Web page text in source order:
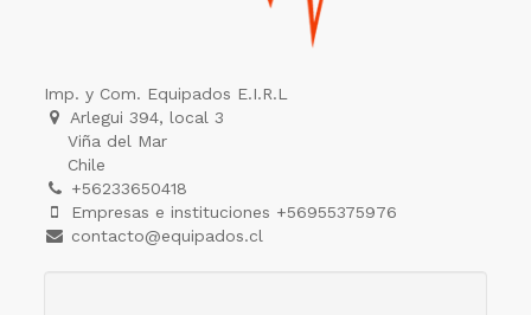
Imp. y Com. Equipados E.I.R.L
Arlegui 394, local 3
Viña del Mar
Chile
+56233650418
Empresas e instituciones +56955375976
contacto@equipados.cl